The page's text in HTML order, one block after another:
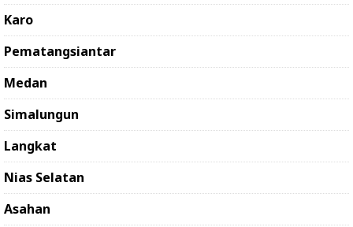
Karo
Pematangsiantar
Medan
Simalungun
Langkat
Nias Selatan
Asahan